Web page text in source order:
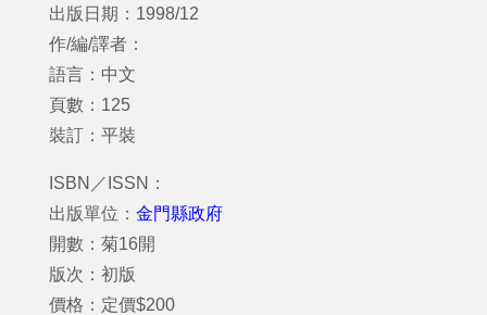
出版日期：1998/12
作/編/譯者：
語言：中文
頁數：125
裝訂：平裝
ISBN／ISSN：
出版單位： 金門縣政府
開數：菊16開
版次：初版
價格：定價$200